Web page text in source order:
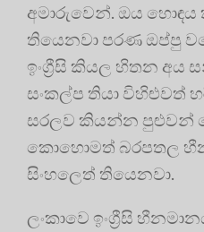
අමාරුවෙන්. ඔය හොඳය
තියෙනවා පරණ ඔප්පු
ඉංග්‍රීසි කියල හිතන
සංකල්ප තියා විහිළුවත්
සරලව කියන්න පුළුවන්
කොහොමත් බරපතල
සිංහලෙත් තියෙනවා.
ලංකාවෙ ඉංග්‍රීසි